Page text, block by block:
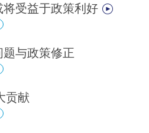
受益于政策利好
与政策修正
贡献